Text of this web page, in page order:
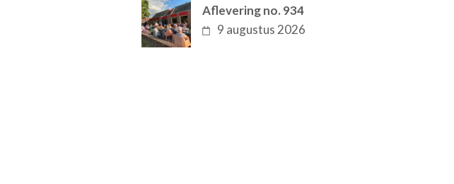
Aflevering no. 934
9 augustus 2026